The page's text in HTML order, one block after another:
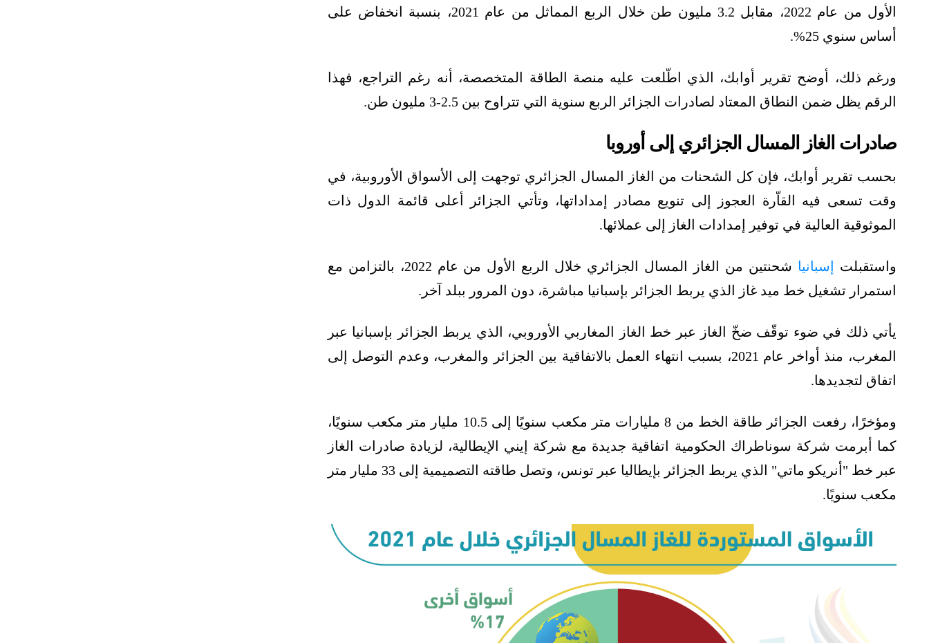
الأول من عام 2022، مقابل 3.2 مليون طن خلال الربع المماثل من عام 2021، بنسبة انخفاض على
أساس سنوي 25%.
ورغم ذلك، أوضح تقرير أوابك، الذي اطّلعت عليه منصة الطاقة المتخصصة، أنه رغم التراجع، فهذا
الرقم يظل ضمن النطاق المعتاد لصادرات الجزائر الربع سنوية التي تتراوح بين 2.5-3 مليون طن.
صادرات الغاز المسال الجزائري إلى أوروبا
بحسب تقرير أوابك، فإن كل الشحنات من الغاز المسال الجزائري توجهت إلى الأسواق الأوروبية، في
وقت تسعى فيه القاّرة العجوز إلى تنويع مصادر إمداداتها، وتأتي الجزائر أعلى قائمة الدول ذات
الموثوقية العالية في توفير إمدادات الغاز إلى عملائها.
واستقبلت إسبانيا
شحنتين من الغاز المسال الجزائري خلال الربع الأول من عام 2022، بالتزامن مع
استمرار تشغيل خط ميد غاز الذي يربط الجزائر بإسبانيا مباشرة، دون المرور ببلد آخر.
يأتي ذلك في ضوء توقّف ضخّ الغاز عبر خط الغاز المغاربي الأوروبي، الذي يربط الجزائر بإسبانيا عبر
المغرب، منذ أواخر عام 2021، بسبب انتهاء العمل بالاتفاقية بين الجزائر والمغرب، وعدم التوصل إلى
اتفاق لتجديدها.
ومؤخرًا، رفعت الجزائر طاقة الخط من 8 مليارات متر مكعب سنويًا إلى 10.5 مليار متر مكعب سنويًا،
كما أبرمت شركة سوناطراك الحكومية اتفاقية جديدة مع شركة إيني الإيطالية، لزيادة صادرات الغاز
عبر خط "أنريكو ماتي" الذي يربط الجزائر بإيطاليا عبر تونس، وتصل طاقته التصميمية إلى 33 مليار متر
مكعب سنويًا.